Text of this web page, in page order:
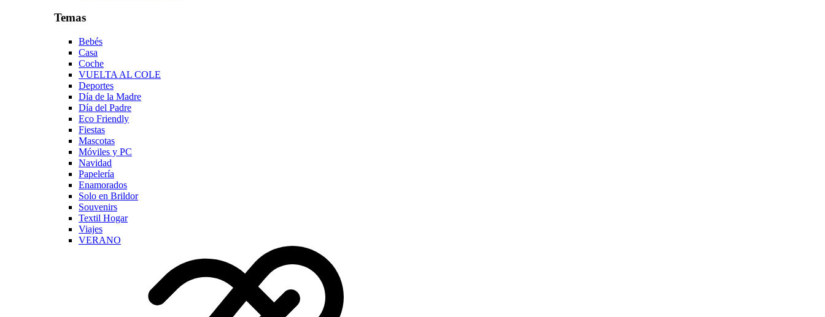
Temas
Bebés
Casa
Coche
VUELTA AL COLE
Deportes
Día de la Madre
Día del Padre
Eco Friendly
Fiestas
Mascotas
Móviles y PC
Navidad
Papelería
Enamorados
Solo en Brildor
Souvenirs
Textil Hogar
Viajes
VERANO